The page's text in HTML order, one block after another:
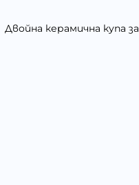
Двойна керамична купа